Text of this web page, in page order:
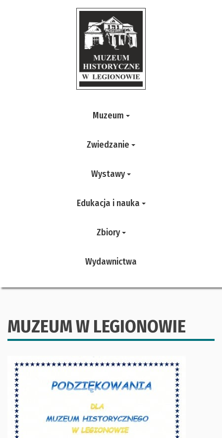
Muzeum
Zwiedzanie
Wystawy
Edukacja i nauka
Zbiory
Wydawnictwa
MUZEUM W LEGIONOWIE